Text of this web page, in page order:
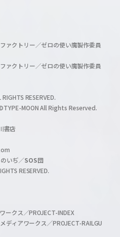
ァクトリー／ゼロの使い魔製作委員
ァクトリー／ゼロの使い魔製作委員
RESERVED.
MOON All Rights Reserved.
書店
いぢ／SOS団
RESERVED.
ークス／PROJECT-INDEX
ィアワークス／PROJECT-RAILGU